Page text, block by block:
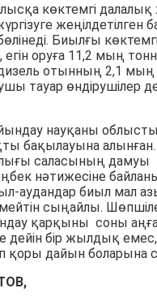
көктемгі далалық
жеңілдетілген
Биылғы
оруға 11,2 мың
дизель отынның 2,1
тауар өндірушілер
науқаны
бақылауына алынған.
саласының дамуы
нәтижесіне
аудандар биыл мал
сыңайлы.
қарқыны соны
дейін бір жылдық
дайын боларына